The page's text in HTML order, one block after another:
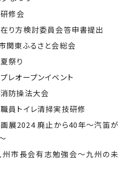
修会
り方検討委員会答申書提出
東ふるさと会総会
祭り
オープンイベント
防操法大会
トイレ清掃実技研修
展2024 廃止から40年～汽笛が
市長会有志勉強会～九州の未